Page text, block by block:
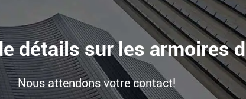
détails sur les armoires
Nous attendons votre contact!